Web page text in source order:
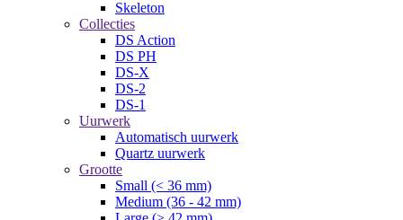
Skeleton
Collecties
DS Action
DS PH
DS-X
DS-2
DS-1
Uurwerk
Automatisch uurwerk
Quartz uurwerk
Grootte
Small (< 36 mm)
Medium (36 - 42 mm)